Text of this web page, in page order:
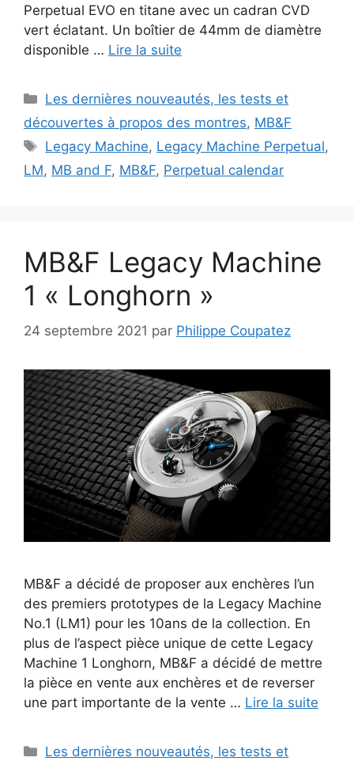
Perpetual EVO en titane avec un cadran CVD
vert éclatant. Un boîtier de 44mm de diamètre
disponible … Lire la suite
Catégories
Les dernières nouveautés, les tests et
découvertes à propos des montres, MB&F
Étiquettes
Legacy Machine, Legacy Machine Perpetual,
LM, MB and F, MB&F, Perpetual calendar
MB&F Legacy Machine
1 « Longhorn »
24 septembre 2021 par Philippe Coupatez
MB&F a décidé de proposer aux enchères l’un
des premiers prototypes de la Legacy Machine
No.1 (LM1) pour les 10ans de la collection. En
plus de l’aspect pièce unique de cette Legacy
Machine 1 Longhorn, MB&F a décidé de mettre
la pièce en vente aux enchères et de reverser
une part importante de la vente … Lire la suite
Catégories
Les dernières nouveautés, les tests et